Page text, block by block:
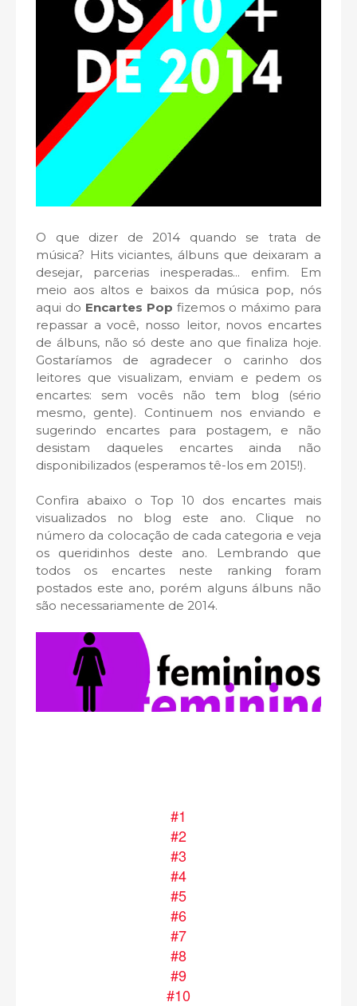
O que dizer de 2014 quando se trata de
música? Hits viciantes, álbuns que deixaram a
desejar, parcerias inesperadas... enfim. Em
meio aos altos e baixos da música pop, nós
aqui do Encartes Pop fizemos o máximo para
repassar a você, nosso leitor, novos encartes
de álbuns, não só deste ano que finaliza hoje.
Gostaríamos de agradecer o carinho dos
leitores que visualizam, enviam e pedem os
encartes: sem vocês não tem blog (sério
mesmo, gente). Continuem nos enviando e
sugerindo encartes para postagem, e não
desistam daqueles encartes ainda não
disponibilizados (esperamos tê-los em 2015!).
Confira abaixo o Top 10 dos encartes mais
visualizados no blog este ano. Clique no
número da colocação de cada categoria e veja
os queridinhos deste ano. Lembrando que
todos os encartes neste ranking foram
postados este ano, porém alguns álbuns não
são necessariamente de 2014.
#1
#2
#3
#4
#5
#6
#7
#8
#9
#10